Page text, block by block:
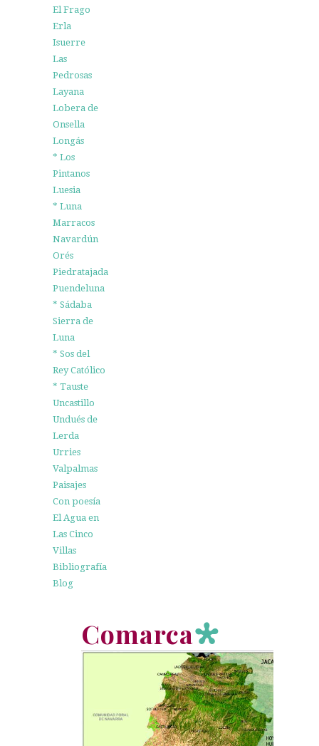
El Frago
Erla
Isuerre
Las
Pedrosas
Layana
Lobera de
Onsella
Longás
* Los
Pintanos
Luesia
* Luna
Marracos
Navardún
Orés
Piedratajada
Puendeluna
* Sádaba
Sierra de
Luna
* Sos del
Rey Católico
* Tauste
Uncastillo
Undués de
Lerda
Urries
Valpalmas
Paisajes
Con poesía
El Agua en
Las Cinco
Villas
Bibliografía
Blog
Comarca